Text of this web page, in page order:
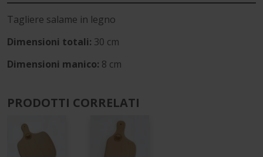
Tagliere salame in legno
Dimensioni totali: 30 cm
Dimensioni manico: 8 cm
PRODOTTI CORRELATI